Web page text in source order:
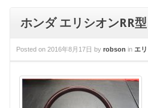
ホンダ エリシオンRR
Posted on 2016年8月17日 by robson in エ